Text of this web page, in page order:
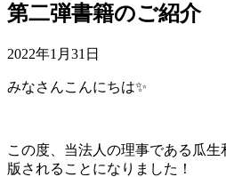
第二弾書籍のご紹介
2022年1月31日
みなさんこんにちは✨
この度、当法人の理事である瓜
版されることになりました！